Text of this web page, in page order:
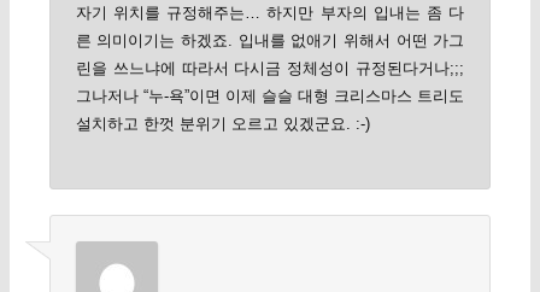
자기 위치를 규정해주는… 하지만 부자의 입내는 좀 다
른 의미이기는 하겠죠. 입내를 없애기 위해서 어떤 가그
린을 쓰느냐에 따라서 다시금 정체성이 규정된다거나;;;
그나저나 “누-욕”이면 이제 슬슬 대형 크리스마스 트리도
설치하고 한껏 분위기 오르고 있겠군요. :-)